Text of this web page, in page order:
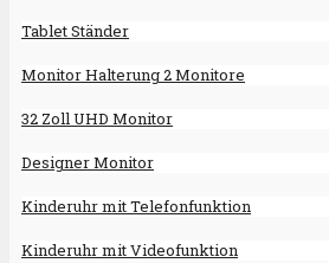
Tablet Ständer
Monitor Halterung 2 Monitore
32 Zoll UHD Monitor
Designer Monitor
Kinderuhr mit Telefonfunktion
Kinderuhr mit Videofunktion